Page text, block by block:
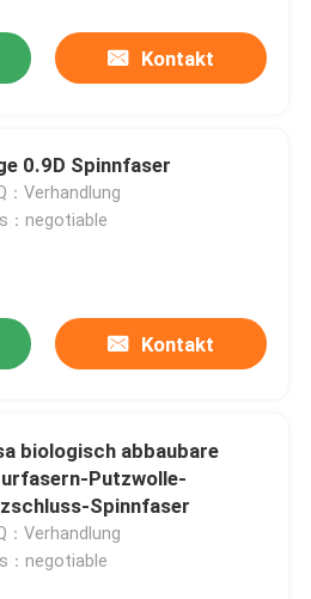
Kontakt
0.9D Spinnfaser
：Verhandlung
：negotiable
Kontakt
biologisch abbaubare
Putzwolle-
Spinnfaser
：Verhandlung
：negotiable